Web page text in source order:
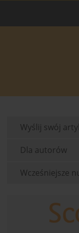
Wyślij swój
Dla autorów
Wcześniejsze